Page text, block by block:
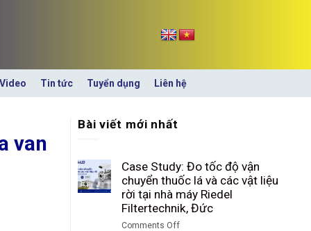
Video Tin tức Tuyển dụng Liên hệ
van
Bài viết mới nhất
Case Study: Đo tốc độ vận
chuyển thuốc lá và các vật liệu
rời tại nhà máy Riedel
Filtertechnik, Đức
Comments Off